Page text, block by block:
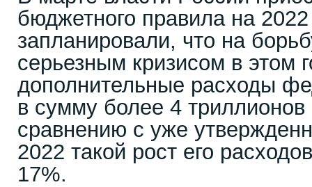
бюджетного правила на
запланировали, что на
серьезным кризисом в этом
дополнительные расходы
в сумму более 4
сравнению с уже
2022 такой рост его
17%.